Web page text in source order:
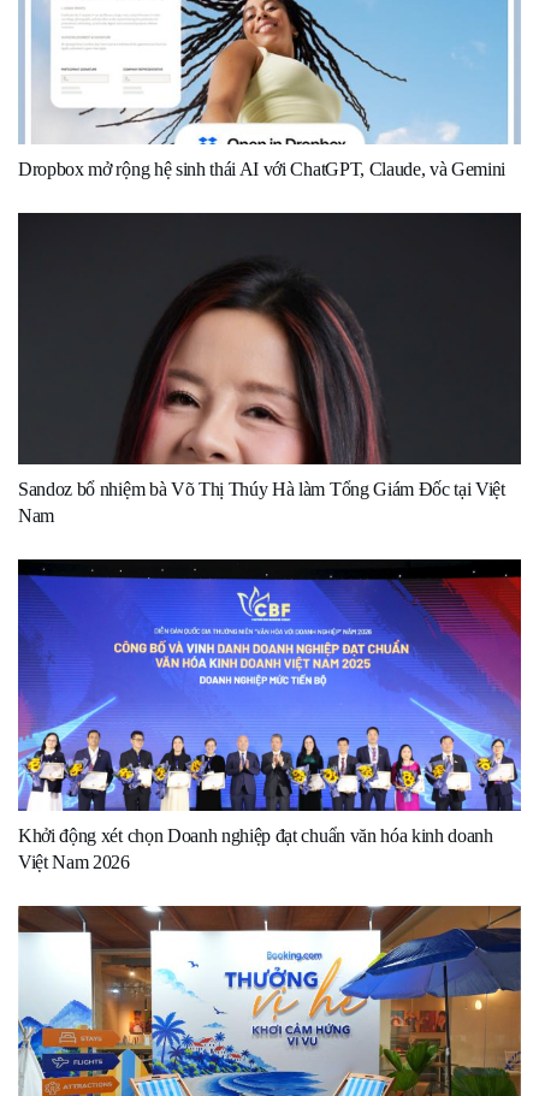
Dropbox mở rộng hệ sinh thái AI với ChatGPT, Claude, và Gemini
Sandoz bổ nhiệm bà Võ Thị Thúy Hà làm Tổng Giám Đốc tại Việt
Nam
Khởi động xét chọn Doanh nghiệp đạt chuẩn văn hóa kinh doanh
Việt Nam 2026